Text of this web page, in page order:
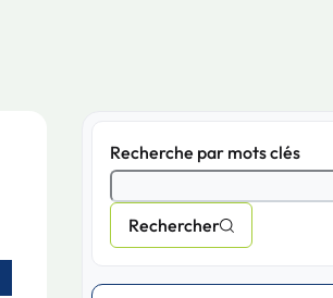
Recherche par mots clés
Rechercher